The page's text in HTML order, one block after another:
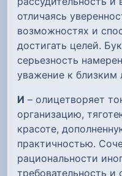
отличаясь
возможностях и
достигать целей.
серьезность
уважение к близким
И – олицетворяет
организацию,
красоте,
практичностью.
рациональности
требовательность и